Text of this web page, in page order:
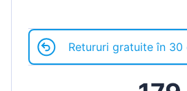
Retururi gratuite în 30